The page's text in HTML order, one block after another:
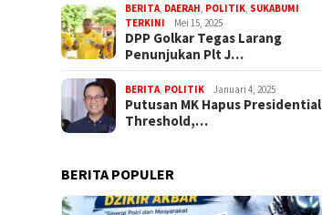
BERITA DAERAH POLITIK SUKABUMI
TERKINI
Mei 15, 2025
DPP Golkar Tegas Larang
Penunjukan Plt J…
BERITA POLITIK Januari 4, 2025
Putusan MK Hapus Presidential
Threshold,…
BERITA POPULER